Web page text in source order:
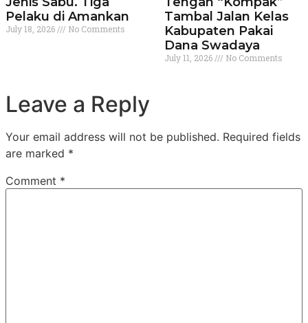
Pelaku di Amankan
July 18, 2026 No Comments
Tambal Jalan Kelas
Kabupaten Pakai
Dana Swadaya
July 11, 2026 No Comments
Leave a Reply
Your email address will not be published. Required fields
are marked *
Comment *